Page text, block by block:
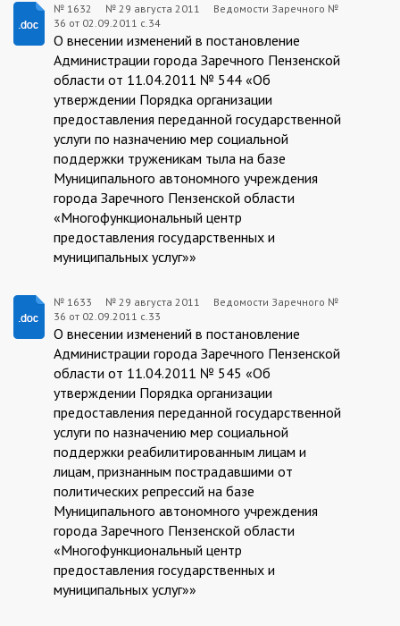
1632:2011-
№ 1632 № 29 августа 2011
Ведомости Заречного №
36 от 02.09.2011 с.34
О внесении изменений в постановление
Администрации города Заречного Пензенской
области от 11.04.2011 № 544 «Об
утверждении Порядка организации
предоставления переданной государственной
услуги по назначению мер социальной
поддержки труженикам тыла на базе
Муниципального автономного учреждения
города Заречного Пензенской области
«Многофункциональный центр
предоставления государственных и
муниципальных услуг»»
1633:2011-
№ 1633 № 29 августа 2011
Ведомости Заречного №
36 от 02.09.2011 с.33
О внесении изменений в постановление
Администрации города Заречного Пензенской
области от 11.04.2011 № 545 «Об
утверждении Порядка организации
предоставления переданной государственной
услуги по назначению мер социальной
поддержки реабилитированным лицам и
лицам, признанным пострадавшими от
политических репрессий на базе
Муниципального автономного учреждения
города Заречного Пензенской области
«Многофункциональный центр
предоставления государственных и
муниципальных услуг»»